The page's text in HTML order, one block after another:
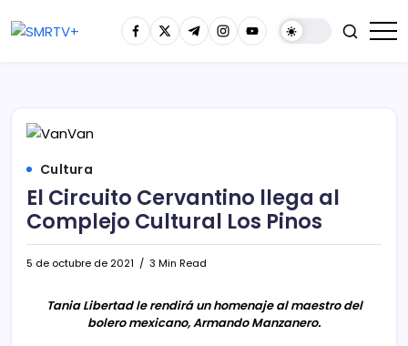
Cultura
El Circuito Cervantino llega al
Complejo Cultural Los Pinos
5 de octubre de 2021 3 Min Read
Tania Libertad le rendirá un homenaje al maestro del
bolero mexicano, Armando Manzanero.